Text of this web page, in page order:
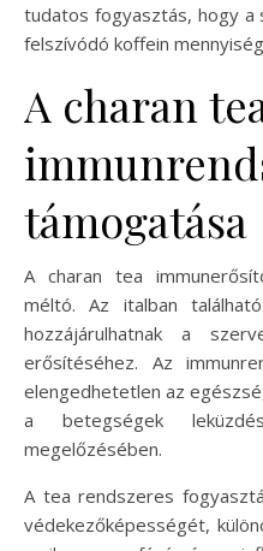
tudatos fogyasztás, hogy
felszívódó koffein
A charan
támogatása
A charan tea
méltó. Az italban
hozzájárulhatnak a
erősítéséhez. Az
elengedhetetlen az
a betegségek
megelőzésében.
A tea rendszeres
védekezőképességét,